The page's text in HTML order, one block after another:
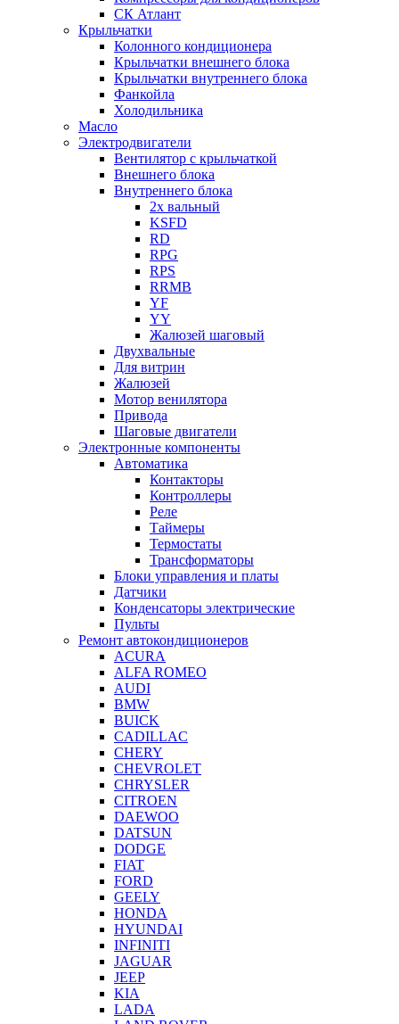
СК Атлант
Крыльчатки
Колонного кондиционера
Крыльчатки внешнего блока
Крыльчатки внутреннего блока
Фанкойла
Холодильника
Масло
Электродвигатели
Вентилятор с крыльчаткой
Внешнего блока
Внутреннего блока
2х вальный
KSFD
RD
RPG
RPS
RRMB
YF
YY
Жалюзей шаговый
Двухвальные
Для витрин
Жалюзей
Мотор венилятора
Привода
Шаговые двигатели
Электронные компоненты
Автоматика
Контакторы
Контроллеры
Реле
Таймеры
Термостаты
Трансформаторы
Блоки управления и платы
Датчики
Конденсаторы электрические
Пульты
Ремонт автокондиционеров
ACURA
ALFA ROMEO
AUDI
BMW
BUICK
CADILLAC
CHERY
CHEVROLET
CHRYSLER
CITROEN
DAEWOO
DATSUN
DODGE
FIAT
FORD
GEELY
HONDA
HYUNDAI
INFINITI
JAGUAR
JEEP
KIA
LADA